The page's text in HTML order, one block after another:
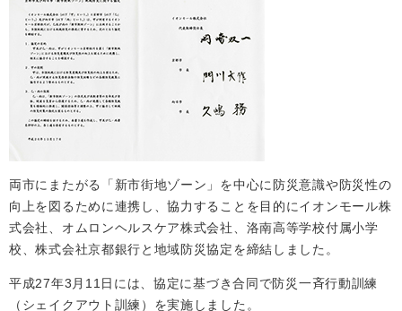
両市にまたがる「新市街地ゾーン」を中心に防災意識や防災性の
向上を図るために連携し、協力することを目的にイオンモール株
式会社、オムロンヘルスケア株式会社、洛南高等学校付属小学
校、株式会社京都銀行と地域防災協定を締結しました。
平成27年3月11日には、協定に基づき合同で防災一斉行動訓練
（シェイクアウト訓練）を実施しました。